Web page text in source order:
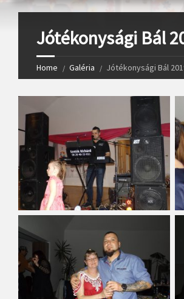
Jótékonysági Bál
Home Galéria Jótékonysági Bál